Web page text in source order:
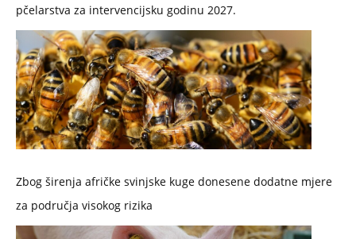
pčelarstva za intervencijsku godinu 2027.
Zbog širenja afričke svinjske kuge donesene dodatne mjere
za područja visokog rizika